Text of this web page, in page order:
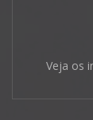
Veja os